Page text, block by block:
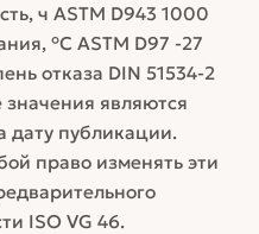
ч ASTM D943 1000
°С ASTM D97 -27
отказа DIN 51534-2
являются
дату публикации.
право изменять эти
ISO VG 46.